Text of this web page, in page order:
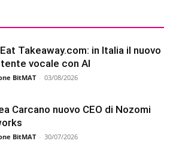
Takeaway.com: in Italia il nuovo
vocale con AI
BitMAT - 03/08/2026
Carcano nuovo CEO di Nozomi
BitMAT - 30/07/2026